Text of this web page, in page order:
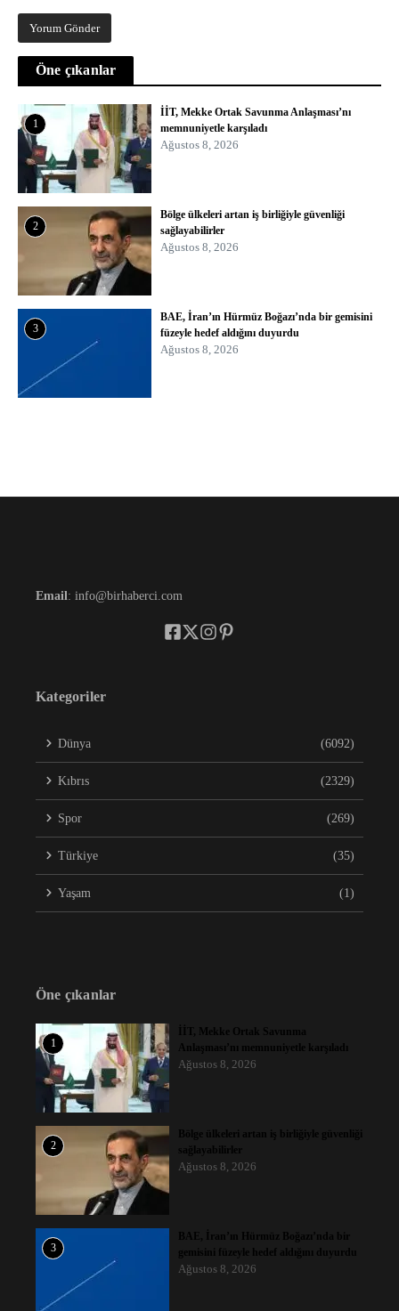
Öne çıkanlar
1
İİT, Mekke Ortak Savunma Anlaşması’nı
memnuniyetle karşıladı
Ağustos 8, 2026
2
Bölge ülkeleri artan iş birliğiyle güvenliği
sağlayabilirler
Ağustos 8, 2026
3
BAE, İran’ın Hürmüz Boğazı’nda bir gemisini
füzeyle hedef aldığını duyurdu
Ağustos 8, 2026
Email : info@birhaberci.com
Kategoriler
Dünya (6092)
Kıbrıs (2329)
Spor (269)
Türkiye (35)
Yaşam (1)
Öne çıkanlar
1
İİT, Mekke Ortak Savunma
Anlaşması’nı memnuniyetle karşıladı
Ağustos 8, 2026
2
Bölge ülkeleri artan iş birliğiyle güvenliği
sağlayabilirler
Ağustos 8, 2026
3
BAE, İran’ın Hürmüz Boğazı’nda bir
gemisini füzeyle hedef aldığını duyurdu
Ağustos 8, 2026